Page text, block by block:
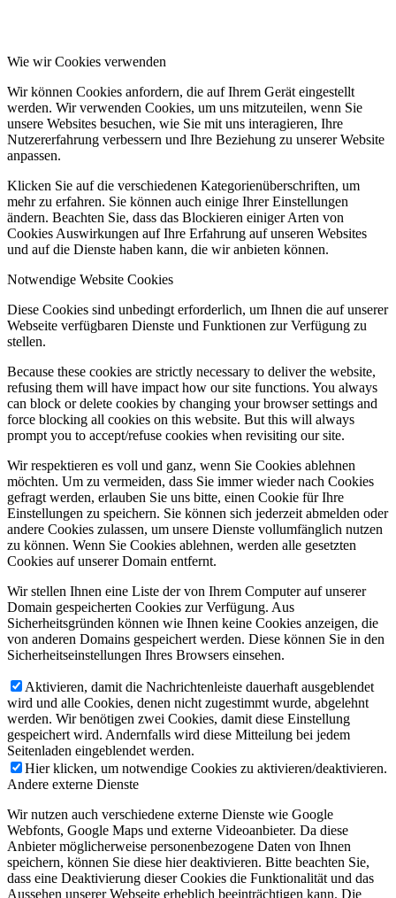
Wie wir Cookies verwenden
Wir können Cookies anfordern, die auf Ihrem Gerät eingestellt
werden. Wir verwenden Cookies, um uns mitzuteilen, wenn Sie
unsere Websites besuchen, wie Sie mit uns interagieren, Ihre
Nutzererfahrung verbessern und Ihre Beziehung zu unserer Website
anpassen.
Klicken Sie auf die verschiedenen Kategorienüberschriften, um
mehr zu erfahren. Sie können auch einige Ihrer Einstellungen
ändern. Beachten Sie, dass das Blockieren einiger Arten von
Cookies Auswirkungen auf Ihre Erfahrung auf unseren Websites
und auf die Dienste haben kann, die wir anbieten können.
Notwendige Website Cookies
Diese Cookies sind unbedingt erforderlich, um Ihnen die auf unserer
Webseite verfügbaren Dienste und Funktionen zur Verfügung zu
stellen.
Because these cookies are strictly necessary to deliver the website,
refusing them will have impact how our site functions. You always
can block or delete cookies by changing your browser settings and
force blocking all cookies on this website. But this will always
prompt you to accept/refuse cookies when revisiting our site.
Wir respektieren es voll und ganz, wenn Sie Cookies ablehnen
möchten. Um zu vermeiden, dass Sie immer wieder nach Cookies
gefragt werden, erlauben Sie uns bitte, einen Cookie für Ihre
Einstellungen zu speichern. Sie können sich jederzeit abmelden oder
andere Cookies zulassen, um unsere Dienste vollumfänglich nutzen
zu können. Wenn Sie Cookies ablehnen, werden alle gesetzten
Cookies auf unserer Domain entfernt.
Wir stellen Ihnen eine Liste der von Ihrem Computer auf unserer
Domain gespeicherten Cookies zur Verfügung. Aus
Sicherheitsgründen können wie Ihnen keine Cookies anzeigen, die
von anderen Domains gespeichert werden. Diese können Sie in den
Sicherheitseinstellungen Ihres Browsers einsehen.
Aktivieren, damit die Nachrichtenleiste dauerhaft ausgeblendet
wird und alle Cookies, denen nicht zugestimmt wurde, abgelehnt
werden. Wir benötigen zwei Cookies, damit diese Einstellung
gespeichert wird. Andernfalls wird diese Mitteilung bei jedem
Seitenladen eingeblendet werden.
Hier klicken, um notwendige Cookies zu aktivieren/deaktivieren.
Andere externe Dienste
Wir nutzen auch verschiedene externe Dienste wie Google
Webfonts, Google Maps und externe Videoanbieter. Da diese
Anbieter möglicherweise personenbezogene Daten von Ihnen
speichern, können Sie diese hier deaktivieren. Bitte beachten Sie,
dass eine Deaktivierung dieser Cookies die Funktionalität und das
Aussehen unserer Webseite erheblich beeinträchtigen kann. Die